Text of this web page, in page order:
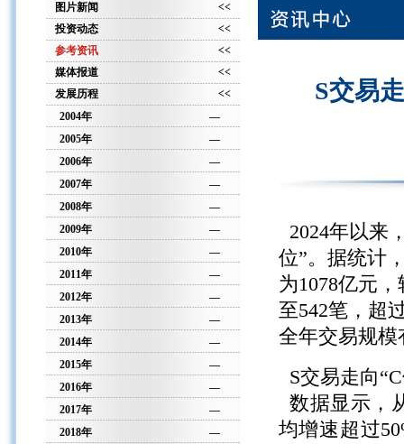
图片新闻
<<
投资动态
<<
参考资讯
<<
媒体报道
<<
发展历程
<<
2004年
—
2005年
—
2006年
—
2007年
—
2008年
—
2009年
—
2010年
—
2011年
—
2012年
—
2013年
—
2014年
—
2015年
—
2016年
—
2017年
—
2018年
—
S交易
2024年以来
位”。据统计
为1078亿元
至542笔，超
全年交易规模
S交易走向
数据显示，
均增速超过